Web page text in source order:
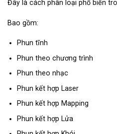
Đây là cách phân loại phổ biến
Bao gồm:
Phun tĩnh
Phun theo chương trình
Phun theo nhạc
Phun kết hợp Laser
Phun kết hợp Mapping
Phun kết hợp Lửa